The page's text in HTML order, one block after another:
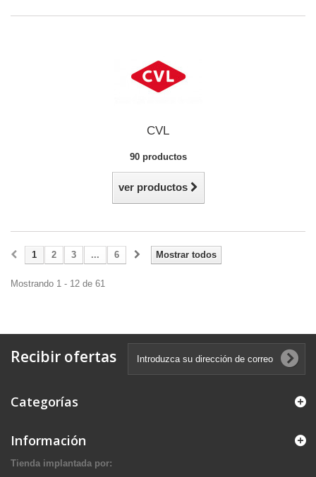
CVL
90 productos
ver productos
Mostrar todos
1 2 3 ... 6
Mostrando 1 - 12 de 61
Recibir ofertas
Categorías
Información
Tienda implantada por: